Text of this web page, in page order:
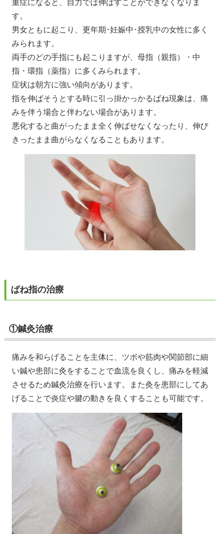
重症になると、自力では伸ばすことができなくなりま
す。
男女ともに起こり、更年期･妊娠中･授乳中の女性に多く
みられます。
両手のどの手指にも起こりますが、母指（親指）・中
指・環指（薬指）に多くみられます。
症状は朝方に強い傾向があります。
指を伸ばそうとする時に引っ掛かっかるばね現象は、痛
みを伴う場合と伴わない場合があります。
悪化すると曲がったまま全く伸ばせなくなったり、伸び
きったまま曲がらなくなることもあります。
ばね指の治療
①鍼灸治療
痛みを和らげることを主体に、ツボや筋肉や関節部に細
い鍼や患部に灸をすることで血流を良くし、痛みを軽減
させるため鍼灸治療を行います。また灸を患部にしてあ
げることで炎症や腱の動きを良くすることも可能です。